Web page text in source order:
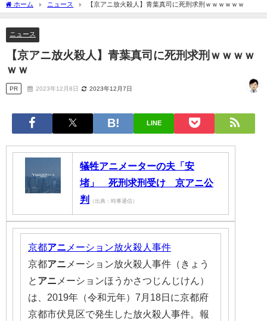
ホーム ニュース 【京アニ放火殺人】青葉真司に死刑求刑ｗｗｗｗｗｗ
ニュース
【京アニ放火殺人】青葉真司に死刑求刑ｗｗｗｗ
ｗｗ
PR 2023年12月8日 2023年12月7日
LINE
犠牲アニメーターの夫「安
堵」 死刑求刑受け 京アニ公
判
（出典：時事通信）
京都アニ メーション放火殺人事件
京都アニ メーション放火殺人事件（きょう
と アニ メーションほうかさつじんじけん）
は、2019年（令和元年）7月18日に京都府
京都市伏見区で発生した放火殺人事件。報